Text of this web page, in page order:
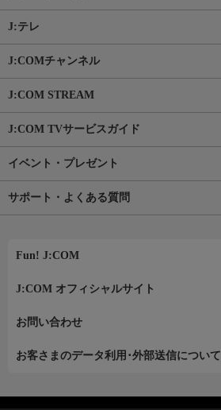
J:テレ
J:COMチャンネル
J:COM STREAM
J:COM TVサービスガイド
イベント・プレゼント
サポート・よくある質問
Fun! J:COM
J:COM オフィシャルサイト
お問い合わせ
お客さまのデータ利用･外部送信について